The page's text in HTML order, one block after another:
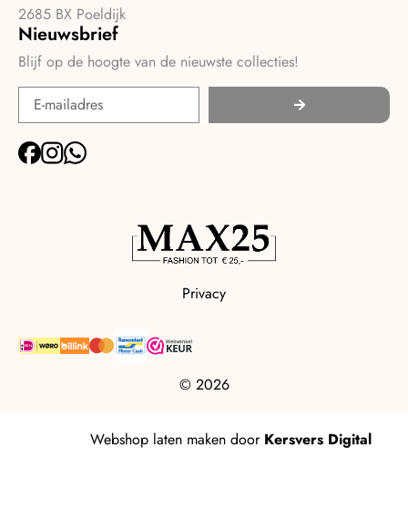
2685 BX Poeldijk
Nieuwsbrief
Blijf op de hoogte van de nieuwste collecties!
Privacy
© 2026
Webshop laten maken door Kersvers Digital